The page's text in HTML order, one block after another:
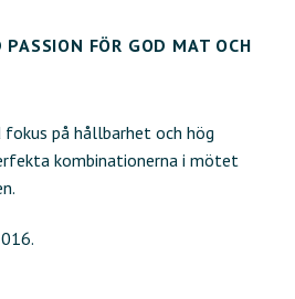
PASSION FÖR GOD MAT OCH
på hållbarhet och hög
kombinationerna i mötet